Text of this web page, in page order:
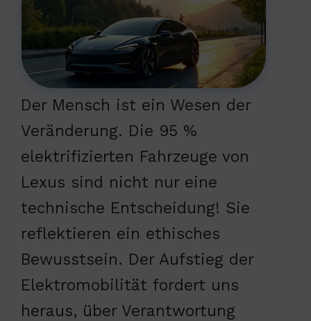
Der Mensch ist ein Wesen der
Veränderung. Die 95 %
elektrifizierten Fahrzeuge von
Lexus sind nicht nur eine
technische Entscheidung! Sie
reflektieren ein ethisches
Bewusstsein. Der Aufstieg der
Elektromobilität fordert uns
heraus, über Verantwortung